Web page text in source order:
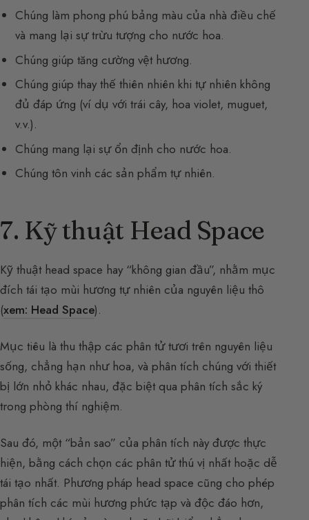
Chúng làm phong phú bảng màu của nhà điều chế
và mang lại sự trừu tượng cho nước hoa.
Chúng giúp tăng cường vệt hương.
Chúng giúp thay thế thiên nhiên khi tự nhiên không
đủ đáp ứng (ví dụ với trái cây, hoa violet, muguet,
v.v.).
Chúng mang lại sự ổn định cho nước hoa.
Chúng tôn vinh các sản phẩm tự nhiên.
7. Kỹ thuật Head Space
Kỹ thuật head space hay “không gian đầu”, nhằm mục
đích tái tạo mùi hương tự nhiên của nguyên liệu thô
(xem: Head Space).
Mục tiêu là thu thập các phân tử tươi trên nguyên liệu
sống, chẳng hạn như hoa, và phân tích chúng với thiết
bị lớn nhỏ khác nhau, đặc biệt qua phân tích sắc ký
trong phòng thí nghiệm.
Sau đó, một “bản sao” của phân tích này được thực
hiện, bằng cách chọn các phân tử thú vị nhất hoặc dễ
tái tạo nhất. Phương pháp head space cũng cho phép
phân tích các mùi hương phức tạp và độc đáo hơn,